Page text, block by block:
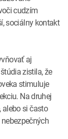
cudzím
sociálny kontakt
aj
zistila, že
stimuluje
Na druhej
alebo si často